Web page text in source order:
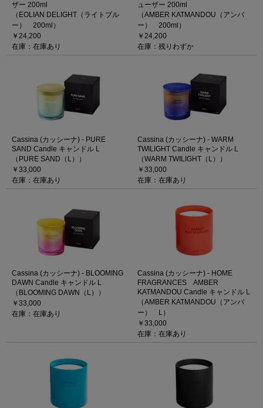
ザー 200ml
（EOLIAN DELIGHT（ライトブル
ー） 200ml）
￥24,200
在庫：在庫あり
ューザー 200ml
（AMBER KATMANDOU（アンバ
ー） 200ml）
￥24,200
在庫：残りわずか
Cassina (カッシーナ) - PURE
SAND Candle キャンドル L
（PURE SAND（L））
￥33,000
在庫：在庫あり
Cassina (カッシーナ) - WARM
TWILIGHT Candle キャンドル L
（WARM TWILIGHT（L））
￥33,000
在庫：在庫あり
Cassina (カッシーナ) - BLOOMING
DAWN Candle キャンドル L
（BLOOMING DAWN（L））
￥33,000
在庫：在庫あり
Cassina (カッシーナ) - HOME
FRAGRANCES AMBER
KATMANDOU Candle キャンドル L
（AMBER KATMANDOU（アンバ
ー） L）
￥33,000
在庫：在庫あり